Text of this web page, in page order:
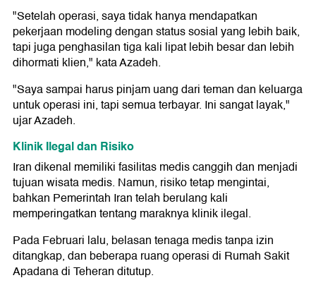
"Setelah operasi, saya tidak hanya mendapatkan
pekerjaan modeling dengan status sosial yang lebih baik,
tapi juga penghasilan tiga kali lipat lebih besar dan lebih
dihormati klien," kata Azadeh.
"Saya sampai harus pinjam uang dari teman dan keluarga
untuk operasi ini, tapi semua terbayar. Ini sangat layak,"
ujar Azadeh.
Klinik Ilegal dan Risiko
Iran dikenal memiliki fasilitas medis canggih dan menjadi
tujuan wisata medis. Namun, risiko tetap mengintai,
bahkan Pemerintah Iran telah berulang kali
memperingatkan tentang maraknya klinik ilegal.
Pada Februari lalu, belasan tenaga medis tanpa izin
ditangkap, dan beberapa ruang operasi di Rumah Sakit
Apadana di Teheran ditutup.